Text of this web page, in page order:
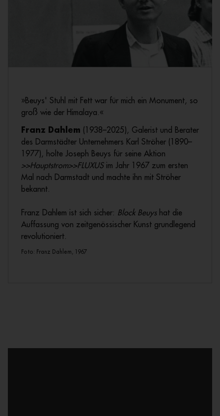
»Beuys' Stuhl mit Fett war für mich ein Monument, so
groß wie der Himalaya.«
Franz Dahlem (1938–2025), Galerist und Berater
des Darmstädter Unternehmers Karl Ströher (1890–
1977), holte Joseph Beuys für seine Aktion
>>Hauptstrom>>FLUXUS im Jahr 1967 zum ersten
Mal
nach Darmstadt und machte ihn mit Ströher
bekannt.
Franz Dahlem ist sich sicher: Block Beuyshat die
Auffassung von zeitgenössischer Kunst grundlegend
revolutioniert.
Foto: Franz Dahlem, 1967